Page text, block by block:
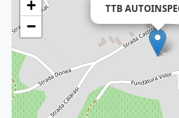
TTB
+
−